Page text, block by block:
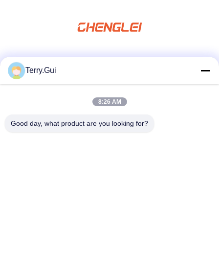
전화
Terry.Gui
8:26 AM
Good day, what product are you looking for?